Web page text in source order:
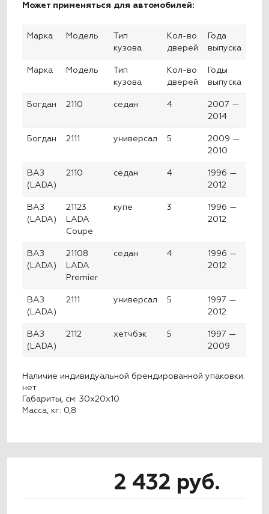
Может применяться для автомобилей:
Марка Модель
Тип
кузова
Кол-во
дверей
Года
выпуска
Марка Модель
Тип
кузова
Кол-во
дверей
Годы
выпуска
Богдан 2110 седан 4
2007 —
2014
Богдан 2111 универсал 5
2009 —
2010
ВАЗ
(LADA)
2110 седан 4
1996 —
2012
ВАЗ
(LADA)
21123
LADA
Coupe
купе 3
1996 —
2012
ВАЗ
(LADA)
21108
LADA
Premier
седан 4
1996 —
2012
ВАЗ
(LADA)
2111 универсал 5
1997 —
2012
ВАЗ
(LADA)
2112 хетчбэк 5
1997 —
2009
Наличие индивидуальной брендированной упаковки:
нет
Габариты, см: 30x20x10
Масса, кг: 0,8
2 432 руб.